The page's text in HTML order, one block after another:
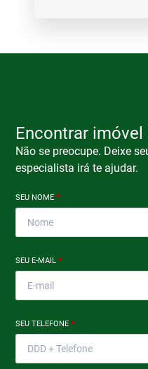
Encontrar imóvel
Não se preocupe. Deixe
especialista irá te ajudar.
SEU NOME*
SEU E-MAIL*
SEU TELEFONE*